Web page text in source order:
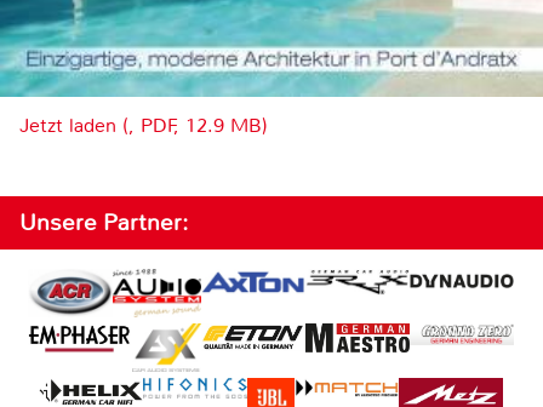
Jetzt laden (, PDF, 12.9 MB)
Unsere Partner: